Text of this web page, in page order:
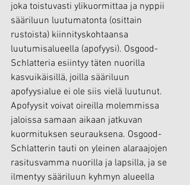
joka toistuvasti ylikuormittaa ja nyppii
sääriluun luutumatonta (osittain
rustoista) kiinnityskohtaansa
luutumisalueella (apofyysi). Osgood-
Schlatteria esiintyy täten nuorilla
kasvuikäisillä, joilla sääriluun
apofyysialue ei ole siis vielä luutunut.
Apofyysit voivat oireilla molemmissa
jaloissa samaan aikaan jatkuvan
kuormituksen seurauksena. Osgood-
Schlatterin tauti on yleinen alaraajojen
rasitusvamma nuorilla ja lapsilla, ja se
ilmentyy sääriluun kyhmyn alueella